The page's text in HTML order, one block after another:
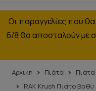
Οι παραγγελίες που
6/8 θα αποσταλούν με
Αρχική Πιάτα
RAK Krush Πιάτο Βαθύ